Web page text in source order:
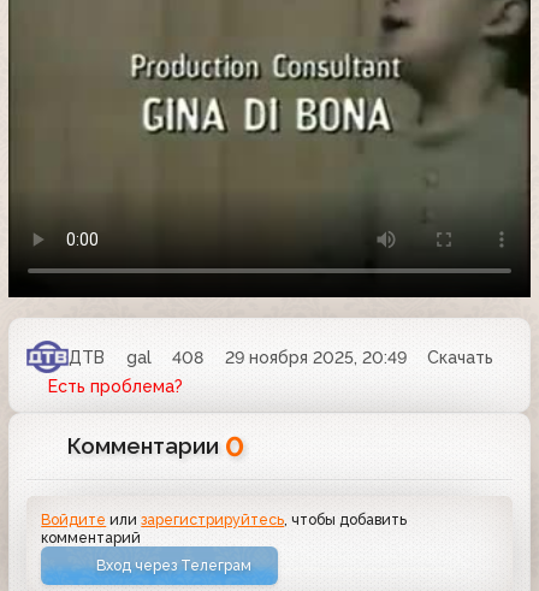
ДТВ gal 408 29 ноября 2025, 20:49
Скачать
Есть проблема?
Комментарии 0
Войдите илизарегистрируйтесь, чтобы добавить
комментарий
Вход через Телеграм